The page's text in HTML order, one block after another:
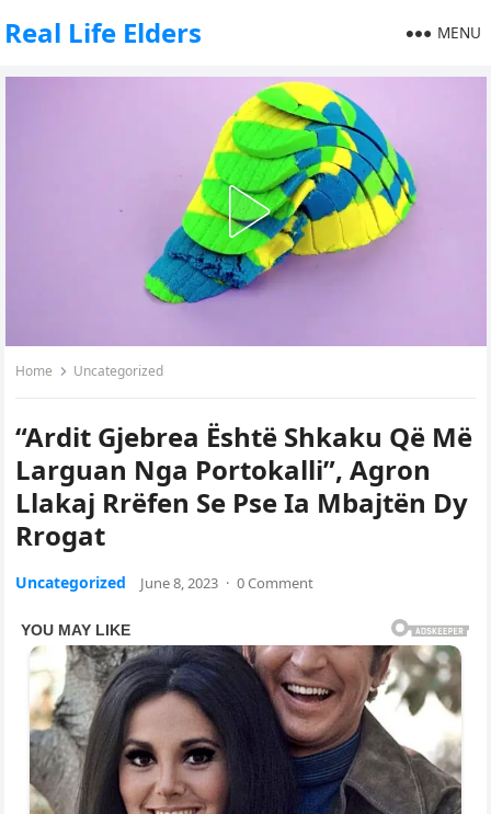
Real Life Elders MENU
Home Uncategorized
“Ardit Gjebrea Është Shkaku Që Më
Larguan Nga Portokalli”, Agron
Llakaj Rrëfen Se Pse Ia Mbajtën Dy
Rrogat
Uncategorized June 8, 2023 · 0 Comment